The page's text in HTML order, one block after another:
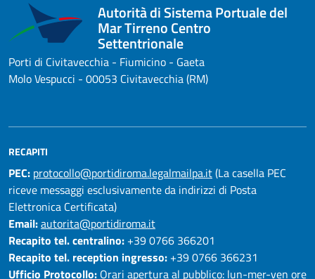
Autorità di Sistema Portuale del
Mar Tirreno Centro
Settentrionale
Porti di Civitavecchia - Fiumicino - Gaeta
Molo Vespucci - 00053 Civitavecchia (RM)
RECAPITI
PEC: protocollo@portidiroma.legalmailpa.it(La casella PEC
riceve messaggi esclusivamente da indirizzi di Posta
Elettronica Certificata)
Email:autorita@portidiroma.it
Recapito tel. centralino: +39 0766 366201
Recapito tel. reception ingresso: +39 0766 366231
Ufficio Protocollo: Orari apertura al pubblico: lun-mer-ven ore